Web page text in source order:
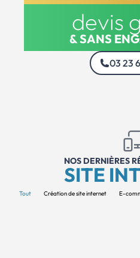
devis
& SANS
03 23
NOS DERNIÈRES
SITE
Tout Création de site internet E-